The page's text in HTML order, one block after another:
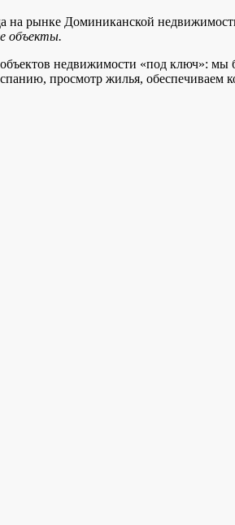
на рынке Доминиканской
объекты.
недвижимости «под ключ»:
просмотр жилья, обеспечиваем